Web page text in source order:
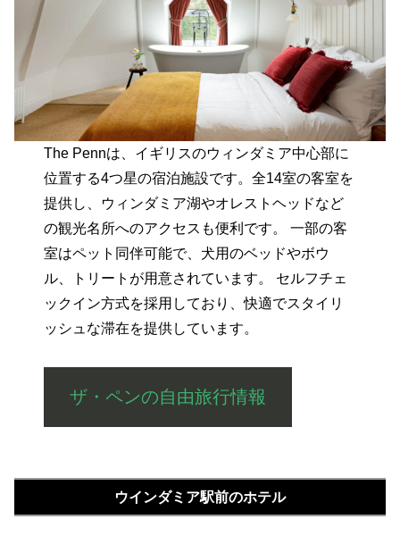
The Pennは、イギリスのウィンダミア中心部に
位置する4つ星の宿泊施設です。​全14室の客室を
提供し、ウィンダミア湖やオレストヘッドなど
の観光名所へのアクセスも便利です。 ​一部の客
室はペット同伴可能で、犬用のベッドやボウ
ル、トリートが用意されています。 ​セルフチェ
ックイン方式を採用しており、快適でスタイリ
ッシュな滞在を提供しています。
ザ・ペンの自由旅行情報
ウインダミア駅前のホテル